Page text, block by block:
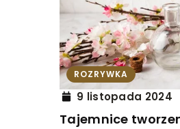
ROZRYWKA
9 listopada 2024
Tajemnice